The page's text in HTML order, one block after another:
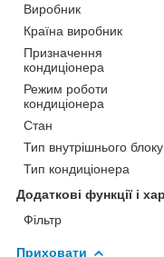
Виробник
Країна виробник
Призначення
кондиціонера
Режим роботи
кондиціонера
Стан
Тип внутрішнього блоку
Тип кондиціонера
Додаткові функції і
Фільтр
Приховати